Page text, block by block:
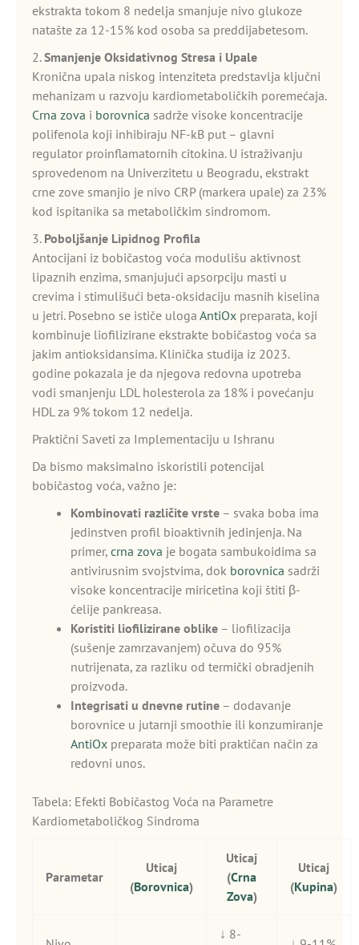
ekstrakta tokom 8 nedelja smanjuje nivo glukoze
natašte za 12-15% kod osoba sa preddijabetesom.
2.Smanjenje Oksidativnog Stresa i Upale
Kronična upala niskog intenziteta predstavlja ključni
mehanizam u razvoju kardiometaboličkih poremećaja.
Crna zova i borovnica sadrže visoke koncentracije
polifenola koji inhibiraju NF-kB put – glavni
regulator proinflamatornih citokina. U istraživanju
sprovedenom na Univerzitetu u Beogradu, ekstrakt
crne zove smanjio je nivo CRP (markera upale) za 23%
kod ispitanika sa metaboličkim sindromom.
3. Poboljšanje Lipidnog Profila
Antocijani iz bobičastog voća modulišu aktivnost
lipaznih enzima, smanjujući apsorpciju masti u
crevima i stimulišući beta-oksidaciju masnih kiselina
u jetri. Posebno se ističe uloga AntiOx preparata, koji
kombinuje liofilizirane ekstrakte bobičastog voća sa
jakim antioksidansima. Klinička studija iz 2023.
godine pokazala je da njegova redovna upotreba
vodi smanjenju LDL holesterola za 18% i povećanju
HDL za 9% tokom 12 nedelja.
Praktični Saveti za Implementaciju u Ishranu
Da bismo maksimalno iskoristili potencijal
bobičastog voća, važno je:
Kombinovati različite vrste – svaka boba ima
jedinstven profil bioaktivnih jedinjenja. Na
primer, crna zova je bogata sambukoidima sa
antivirusnim svojstvima, dok borovnica sadrži
visoke koncentracije miricetina koji štiti β-
ćelije pankreasa.
Koristiti liofilizirane oblike – liofilizacija
(sušenje zamrzavanjem) očuva do 95%
nutrijenata, za razliku od termički obradjenih
proizvoda.
Integrisati u dnevne rutine – dodavanje
borovnice u jutarnji smoothie ili konzumiranje
AntiOx preparata može biti praktičan način za
redovni unos.
Tabela: Efekti Bobičastog Voća na Parametre
Kardiometaboličkog Sindroma
Parametar
Uticaj
(Borovnica)
Uticaj
(Crna
Zova)
Uticaj
(Kupina)
↓ 8-